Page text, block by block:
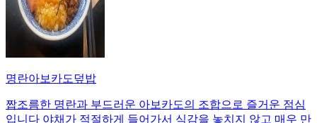
명란아보카도덮밥
짭조름한 명란과 부드러운 아보카도의 조합으로 즐거운 점심
입니다 야채가 적절하게 들어가서 식감을 놓치지 않고 매우 만